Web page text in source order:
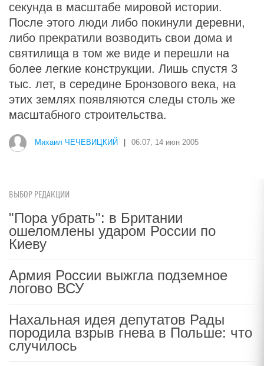
секунда в масштабе мировой истории.
После этого люди либо покинули деревни,
либо прекратили возводить свои дома и
святилища в том же виде и перешли на
более легкие конструкции. Лишь спустя 3
тыс. лет, в середине Бронзового века, на
этих землях появляются следы столь же
масштабного строительства.
Михаил ЧЕЧЕВИЦКИЙ 06:07, 14 июн 2005
ВЫБОР РЕДАКЦИИ
"Пора убрать": в Британии
ошеломлены ударом России по
Киеву
Армия России выжгла подземное
логово ВСУ
Нахальная идея депутатов Рады
породила взрыв гнева в Польше: что
случилось